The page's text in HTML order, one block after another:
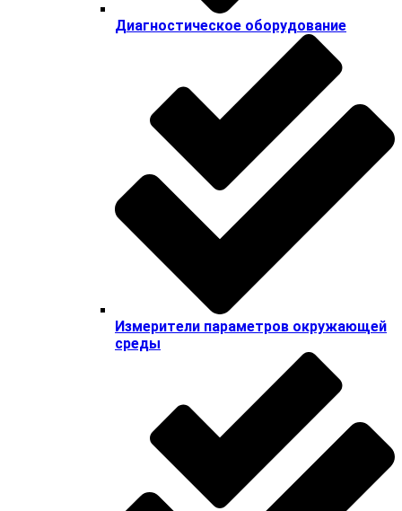
Диагностическое оборудование
Измерители параметров окружающей
среды